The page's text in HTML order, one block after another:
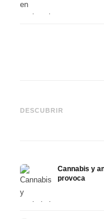
DESCUBRIR
Epidiolex y el estado
Cannabis y
provoca